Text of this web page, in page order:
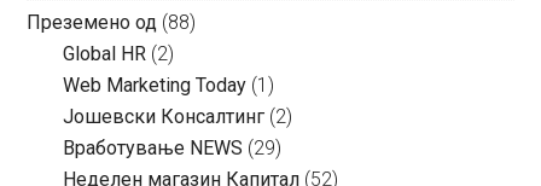
Преземено од (88)
Global HR (2)
Web Marketing Today (1)
Јошевски Консалтинг (2)
Вработување NEWS (29)
Неделен магазин Капитал (52)